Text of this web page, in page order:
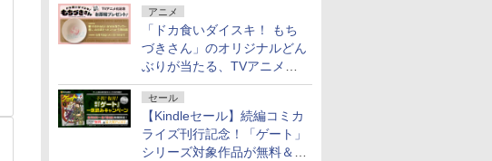
アニメ
「ドカ食いダイスキ！ もち
づきさん」のオリジナルどん
ぶりが当たる、TVアニメ公
式Xキャンペーンが開催中！
セール
【Kindleセール】続編コミカ
ライズ刊行記念！「ゲート」
シリーズ対象作品が無料＆最